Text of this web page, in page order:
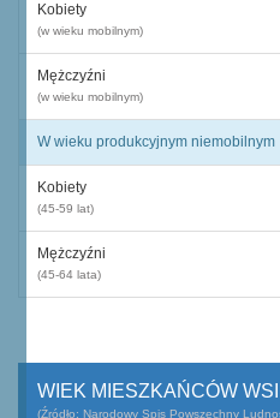
Kobiety
(w wieku mobilnym)
Mężczyźni
(w wieku mobilnym)
W wieku produkcyjnym niemobilnym
Kobiety
(45-59 lat)
Mężczyźni
(45-64 lata)
WIEK MIESZKAŃCÓW
(Źródło: Narodowy Spis Powszechny